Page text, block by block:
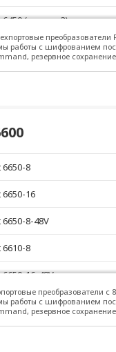
6450 (уценка 3)
6450 (уценка 4)
работы с шифрованием
резервное
6650-8
6650-16
6650-8-48V
6610-8
6650-16-48V
6610-16
6610-16-48V
преобразователи
работы с шифрованием
резервное